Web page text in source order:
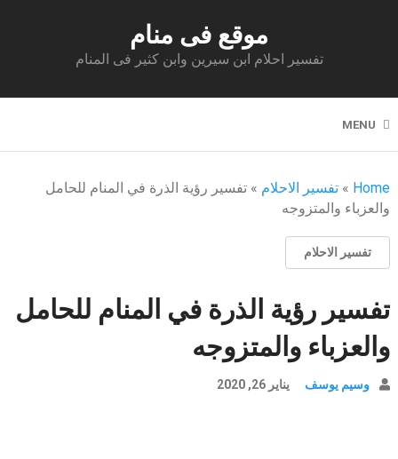
موقع فى منام
تفسير احلام ابن سيرين وابن كثير فى المنام
MENU
Home
» تفسير الاحلام » تفسير رؤية الذرة في المنام للحامل
والعزباء والمتزوجه
تفسير الاحلام
تفسير رؤية الذرة في المنام للحامل
والعزباء والمتزوجه
وسيم يوسف يناير 26, 2020